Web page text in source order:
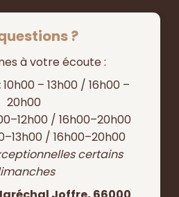
?
à votre écoute :
10h00 – 13h00 / 16h00 –
20h00
/ 16h00–20h00
/ 16h00–20h00
certains